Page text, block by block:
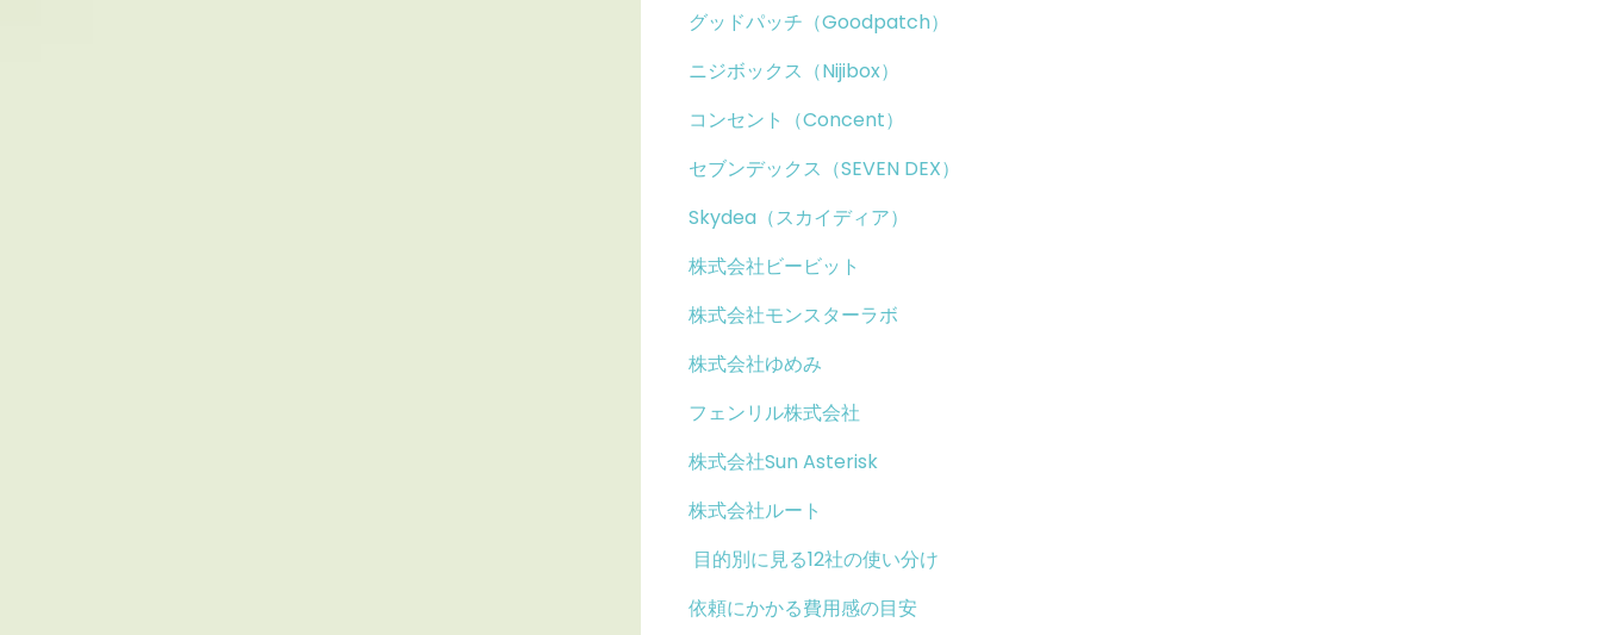
グッドパッチ（Goodpatch）
ニジボックス（Nijibox）
コンセント（Concent）
セブンデックス（SEVEN DEX）
Skydea（スカイディア）
株式会社ビービット
株式会社モンスターラボ
株式会社ゆめみ
フェンリル株式会社
株式会社Sun Asterisk
株式会社ルート
目的別に見る12社の使い分け
依頼にかかる費用感の目安